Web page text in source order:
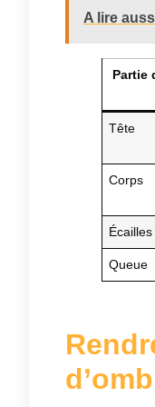
A lire
Partie
Tête
Corps
Écailles
Queue